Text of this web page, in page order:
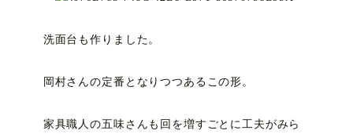
洗面台も作りました。
岡村さんの定番となりつつあるこの形。
家具職人の五味さんも回を増すごとに工夫がみら